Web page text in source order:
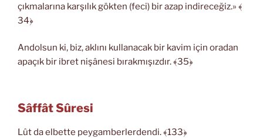
çıkmalarına karşılık gökten (feci) bir azap indireceğiz.» ﴾
34﴿
Andolsun ki, biz, aklını kullanacak bir kavim için oradan
apaçık bir ibret nişânesi bırakmışızdır. ﴾35﴿
Sâffât Sûresi
Lût da elbette peygamberlerdendi. ﴾133﴿